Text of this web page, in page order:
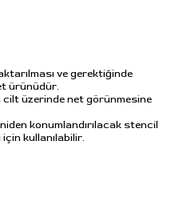
ve gerektiğinde
ürünüdür.
üzerinde net görünmesine
konumlandırılacak stencil
kullanılabilir.